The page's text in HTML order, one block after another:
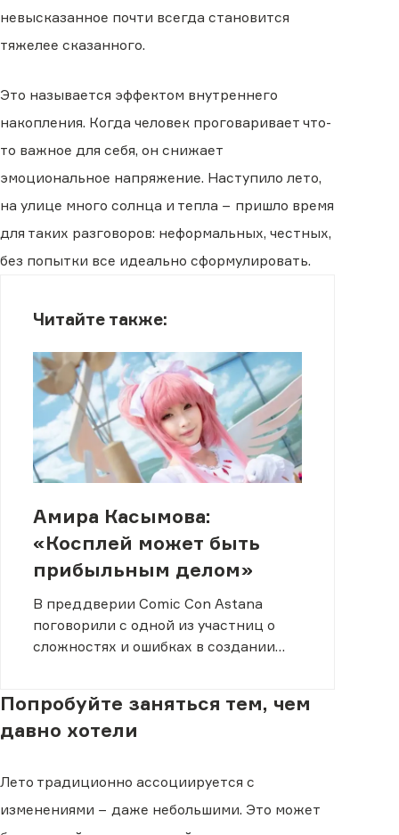
невысказанное почти всегда становится
тяжелее сказанного.
Это называется эффектом внутреннего
накопления. Когда человек проговаривает что-
то важное для себя, он снижает
эмоциональное напряжение. Наступило лето,
на улице много солнца и тепла − пришло время
для таких разговоров: неформальных, честных,
без попытки все идеально сформулировать.
Читайте также:
Амира Касымова:
«Косплей может быть
прибыльным делом»
В преддверии Comic Con Astana
поговорили с одной из участниц о
сложностях и ошибках в создании
Попробуйте заняться тем, чем
давно хотели
Лето традиционно ассоциируется с
изменениями − даже небольшими. Это может